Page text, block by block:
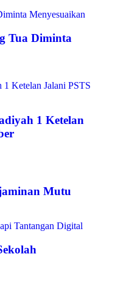
Tua Diminta
1 Ketelan
Mutu